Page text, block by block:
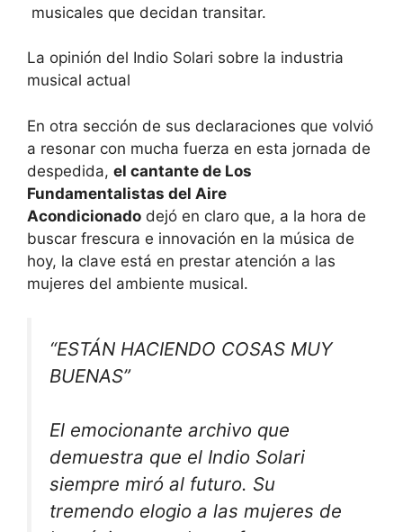
musicales que decidan transitar.
La opinión del Indio Solari sobre la industria
musical actual
En otra sección de sus declaraciones que volvió
a resonar con mucha fuerza en esta jornada de
despedida, el cantante de Los
Fundamentalistas del Aire
Acondicionado dejó en claro que, a la hora de
buscar frescura e innovación en la música de
hoy, la clave está en prestar atención a las
mujeres del ambiente musical.
“ESTÁN HACIENDO COSAS MUY
BUENAS”
El emocionante archivo que
demuestra que el Indio Solari
siempre miró al futuro. Su
tremendo elogio a las mujeres de